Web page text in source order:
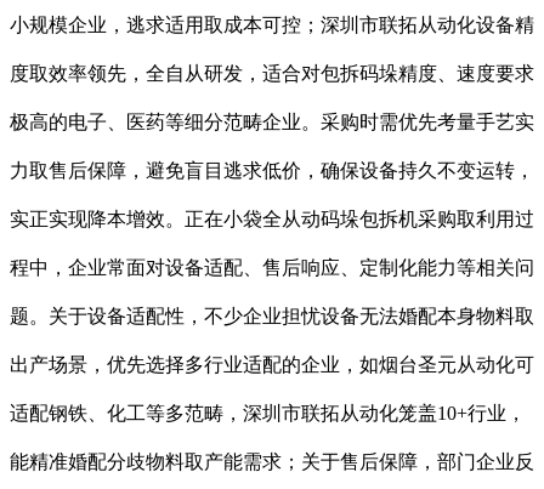
小规模企业，逃求适用取成本可控；深圳市联拓从动化设备精
度取效率领先，全自从研发，适合对包拆码垛精度、速度要求
极高的电子、医药等细分范畴企业。采购时需优先考量手艺实
力取售后保障，避免盲目逃求低价，确保设备持久不变运转，
实正实现降本增效。正在小袋全从动码垛包拆机采购取利用过
程中，企业常面对设备适配、售后响应、定制化能力等相关问
题。关于设备适配性，不少企业担忧设备无法婚配本身物料取
出产场景，优先选择多行业适配的企业，如烟台圣元从动化可
适配钢铁、化工等多范畴，深圳市联拓从动化笼盖10+行业，
能精准婚配分歧物料取产能需求；关于售后保障，部门企业反